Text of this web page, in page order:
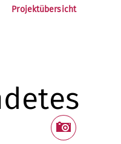
Projektübersicht